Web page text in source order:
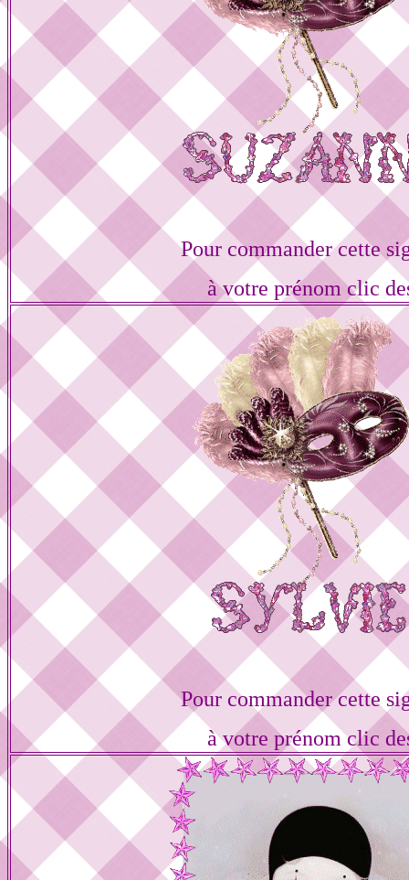
Pour commander cette
à votre prénom clic
Pour commander cette
à votre prénom clic